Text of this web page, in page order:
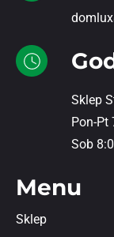
Sklep
Pon-Pt
Sob
Menu
Sklep